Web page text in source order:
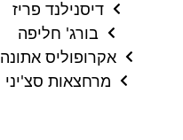
דיסנילנד פריז
בורג' חליפה
אקרופוליס אתונה
מרחצאות סצ'יני